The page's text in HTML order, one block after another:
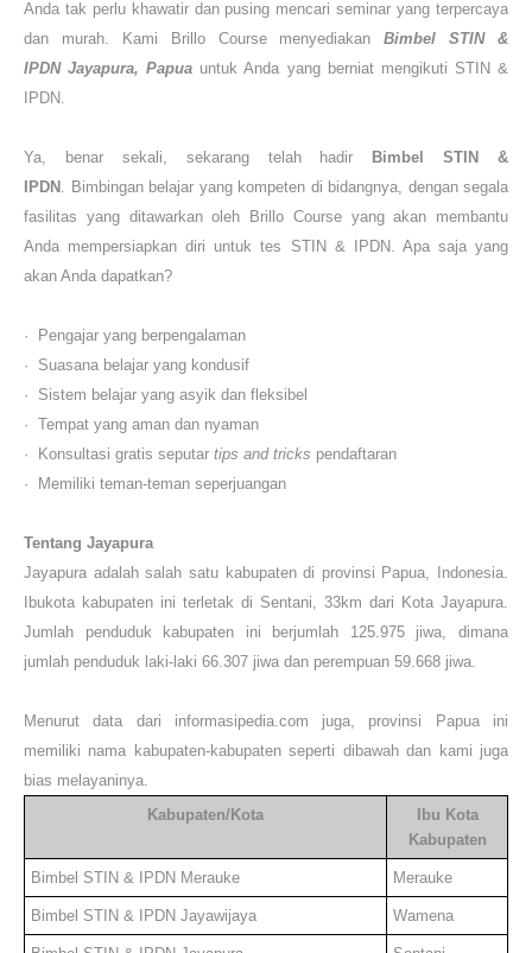
Anda tak perlu khawatir dan pusing mencari seminar yang terpercaya
dan murah. Kami
Brillo Course menyediakanBimbel STIN &
IPDNJayapura, Papua untuk Anda yang berniat mengikuti STIN &
IPDN.
Ya, benar sekali, sekarang telah hadir
Bimbel STIN &
IPDN . Bimbingan belajar yang kompeten di bidangnya, dengan segala
fasilitas yang ditawarkan oleh
Brillo Course yang akan membantu
Anda mempersiapkan diri untuk tes STIN & IPDN. Apa saja yang
akan Anda dapatkan?
·
Pengajar yang berpengalaman
·
Suasana belajar yang kondusif
·
Sistem belajar yang asyik dan fleksibel
· Tempat yang aman dan nyaman
·
Konsultasi gratis seputar tips and tricks pendaftaran
·
Memiliki teman-teman seperjuangan
Tentang Jayapura
Jayapura adalah salah satu kabupaten di provinsi Papua, Indonesia.
Ibukota kabupaten ini terletak di Sentani, 33km dari Kota Jayapura.
Jumlah penduduk kabupaten ini berjumlah 125.975 jiwa, dimana
jumlah penduduk laki-laki 66.307 jiwa dan perempuan 59.668 jiwa.
Menurut data dari informasipedia.com juga, provinsi Papuaini
memiliki nama kabupaten-kabupaten seperti dibawah dan kami juga
bias melayaninya.
Kabupaten/Kota
Ibu Kota
Kabupaten
Bimbel STIN & IPDN Merauke Merauke
Bimbel STIN & IPDN Jayawijaya Wamena